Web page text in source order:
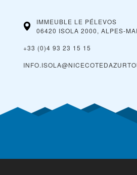
IMMEUBLE LE PÉLEVOS
06420 ISOLA 2000, ALPES-
+33 (0)4 93 23 15 15